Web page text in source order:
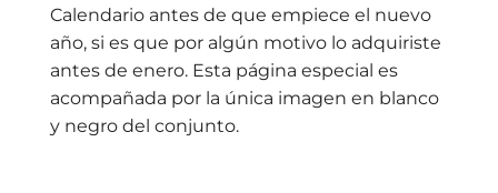
Calendario antes de que empiece el nuevo
año, si es que por algún motivo lo adquiriste
antes de enero. Esta página especial es
acompañada por la única imagen en blanco
y negro del conjunto.